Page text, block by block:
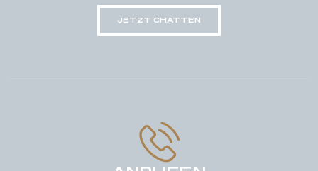
JETZT CHATTEN